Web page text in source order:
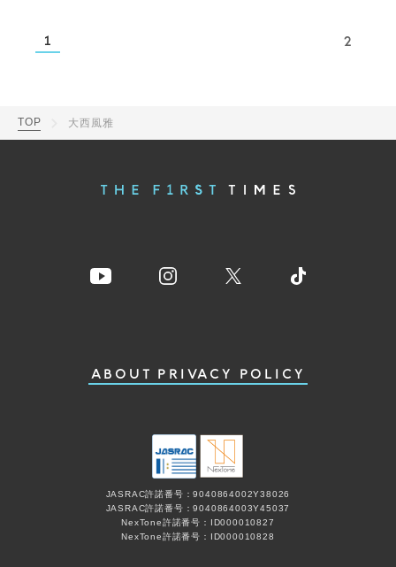
1 2
TOP 大西風雅
ABOUT PRIVACY POLICY
JASRAC許諾番号：9040864002Y38026
JASRAC許諾番号：9040864003Y45037
NexTone許諾番号：ID000010827
NexTone許諾番号：ID000010828